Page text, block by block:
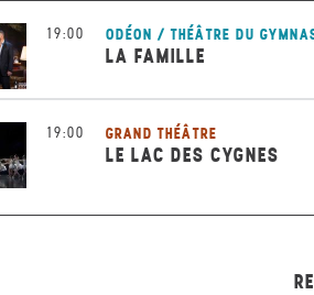
19:00 ODÉON / THÉÂTRE DU
LA FAMILLE
19:00 GRAND THÉÂTRE
LE LAC DES CYGNES